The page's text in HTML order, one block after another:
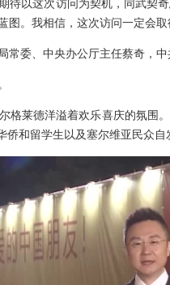
待以这次访问为契机，同武契
。我相信，这次访问一定会
常委、中央办公厅主任蔡奇，
格莱德洋溢着欢乐喜庆的氛围
侨和留学生以及塞尔维亚民众